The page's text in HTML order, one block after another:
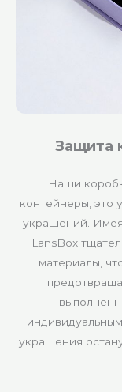
Защита
Наши
контейнеры, это
украшений. Имея
LansBox
материалы,
украшения